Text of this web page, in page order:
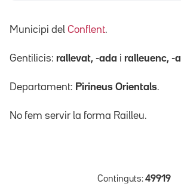
Municipi del Conflent.
Gentilicis: rallevat, -ada i ralleuenc, -a
Departament: Pirineus Orientals.
No fem servir la forma Railleu.
Continguts: 49919